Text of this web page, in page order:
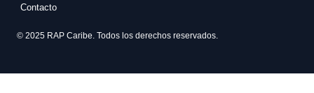
Contacto
© 2025 RAP Caribe. Todos los derechos reservados.